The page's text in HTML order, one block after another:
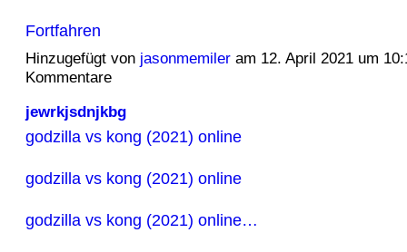
Fortfahren
Hinzugefügt von jasonmemileram 12. April 2021 um
Kommentare
jewrkjsdnjkbg
godzilla vs kong (2021) online
godzilla vs kong (2021) online
godzilla vs kong (2021) online…